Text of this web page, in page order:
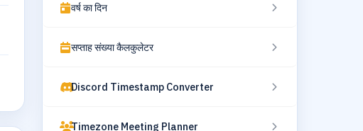
वर्ष का दिन
सप्ताह संख्या कैलकुलेटर
Discord Timestamp Converter
Timezone Meeting Planner